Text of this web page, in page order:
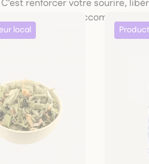
renforcer votre sourire,
naturels vous accompagnent